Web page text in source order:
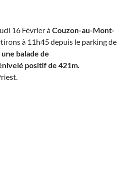
16 Février àCouzon-au-Mont-
à 11h45 depuis le parking de
balade de
positif de 421m.